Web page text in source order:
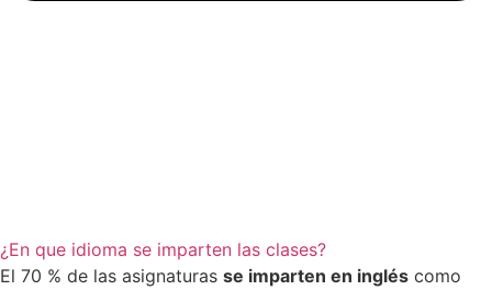
¿En que idioma se imparten las clases?
El 70 % de las asignaturas se imparten en inglés como